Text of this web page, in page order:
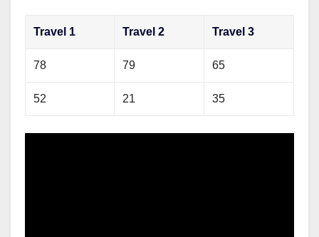
Travel 1 Travel 2 Travel 3
78 79 65
52 21 35